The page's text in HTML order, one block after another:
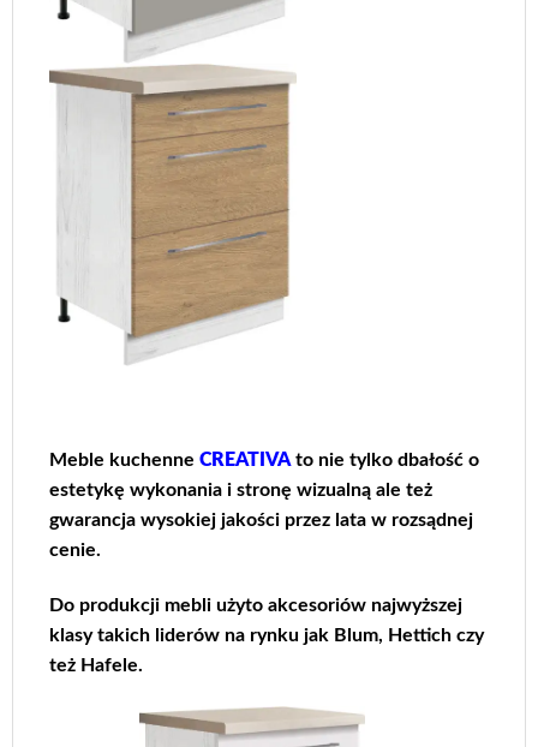
Meble kuchenne CREATIVAto nie tylko dbałość o
estetykę wykonania i stronę wizualną ale też
gwarancja wysokiej jakości przez lata w rozsądnej
cenie.
Do produkcji mebli użyto akcesoriów najwyższej
klasy takich liderów na rynku jak Blum, Hettich czy
też Hafele.